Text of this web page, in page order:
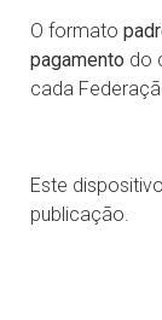
O formato
pagamento do
cada
Este
publicação.